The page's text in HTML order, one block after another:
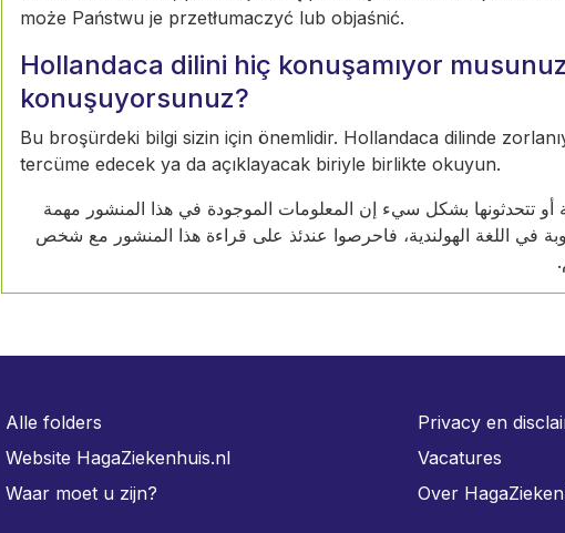
może Państwu je przetłumaczyć lub objaśnić.
Hollandaca dilini hiç konuşamıyor
konuşuyorsunuz?
Bu broşürdeki bilgi sizin için önemlidir. Hollandaca dilinde
tercüme edecek ya da açıklayacak biriyle birlikte okuyun.
أو تتحدثونها بشكل سيء إن المعلومات الموجودة في هذا المنشور مهمة
في اللغة الهولندية، فاحرصوا عندئذ على قراءة هذا المنشور مع شخص
Alle folders
Website HagaZiekenhuis.nl
Waar moet u zijn?
Privacy en
Vacatures
Over